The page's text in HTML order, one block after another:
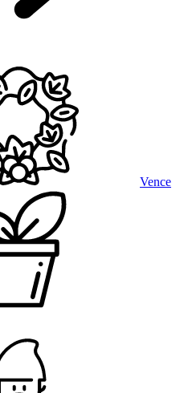
Vence